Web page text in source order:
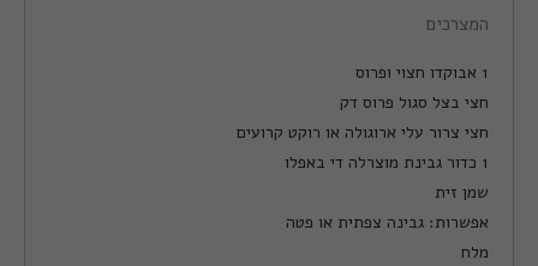
המצרכים
1 אבוקדו חצוי ופרוס
חצי בצל סגול פרוס דק
חצי צרור עלי ארוגולה או רוקט קרועים
1 כדור גבינת מוצרלה די באפלו
שמן זית
אפשרות: גבינה צפתית או פטה
מלח